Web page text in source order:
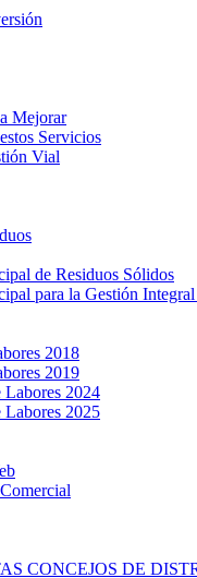
Mejorar
Servicios
Vial
de Residuos Sólidos
para la Gestión
2018
2019
Labores 2024
Labores 2025
CONCEJOS DE